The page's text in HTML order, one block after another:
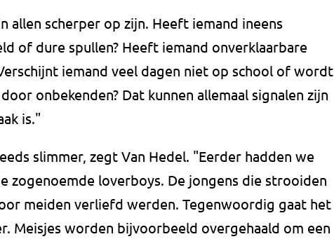
allen scherper op zijn. Heeft iemand ineens
of dure spullen? Heeft iemand onverklaarbare
iemand veel dagen niet op school of wordt
onbekenden? Dat kunnen allemaal signalen zijn
is."
slimmer, zegt Van Hedel. "Eerder hadden we
zogenoemde loverboys. De jongens die strooiden
meiden verliefd werden. Tegenwoordig gaat het
Meisjes worden bijvoorbeeld overgehaald om een